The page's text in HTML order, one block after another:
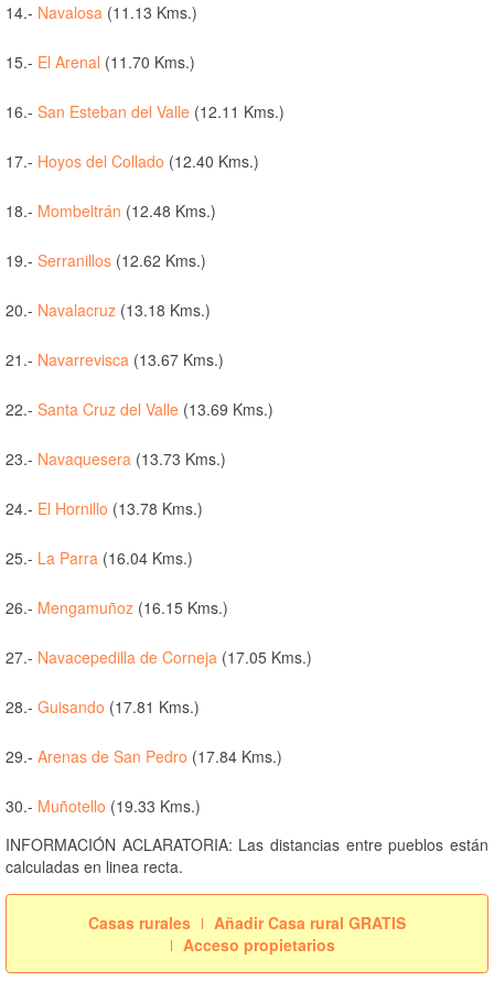
14.- Navalosa (11.13 Kms.)
15.- El Arenal (11.70 Kms.)
16.- San Esteban del Valle (12.11 Kms.)
17.- Hoyos del Collado (12.40 Kms.)
18.- Mombeltrán (12.48 Kms.)
19.- Serranillos (12.62 Kms.)
20.- Navalacruz (13.18 Kms.)
21.- Navarrevisca (13.67 Kms.)
22.- Santa Cruz del Valle (13.69 Kms.)
23.- Navaquesera (13.73 Kms.)
24.- El Hornillo (13.78 Kms.)
25.- La Parra (16.04 Kms.)
26.- Mengamuñoz (16.15 Kms.)
27.- Navacepedilla de Corneja (17.05 Kms.)
28.- Guisando (17.81 Kms.)
29.- Arenas de San Pedro (17.84 Kms.)
30.- Muñotello (19.33 Kms.)
INFORMACIÓN ACLARATORIA: Las distancias entre pueblos están
calculadas en linea recta.
Casas rurales
Añadir Casa rural GRATIS
Acceso propietarios